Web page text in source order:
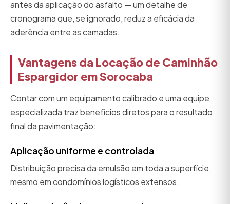
antes da aplicação do asfalto — um detalhe de
cronograma que, se ignorado, reduz a eficácia da
aderência entre as camadas.
Vantagens da Locação de Caminhão
Espargidor em Sorocaba
Contar com um equipamento calibrado e uma equipe
especializada traz benefícios diretos para o resultado
final da pavimentação:
Aplicação uniforme e controlada
Distribuição precisa da emulsão em toda a superfície,
mesmo em condomínios logísticos extensos.